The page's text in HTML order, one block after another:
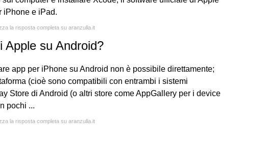
iPhone e iPad.
la risposta completa su aranzulla.it
Apple su Android?
app per iPhone su Android non è possibile direttamente;
(cioè sono compatibili con entrambi i sistemi
Store di Android (o altri store come AppGallery per i device
pochi ...
la risposta completa su aranzulla.it